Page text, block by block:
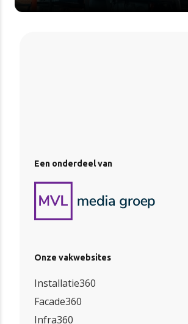
Een onderdeel van
Onze vakwebsites
Installatie360
Facade360
Infra360